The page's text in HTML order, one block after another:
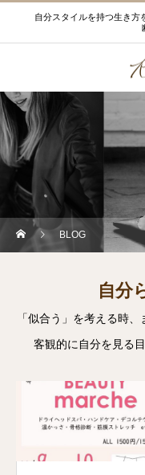
自分スタイルを持つ生き方
BLOG
自分
「似合う」を考える時
客観的に自分を見る